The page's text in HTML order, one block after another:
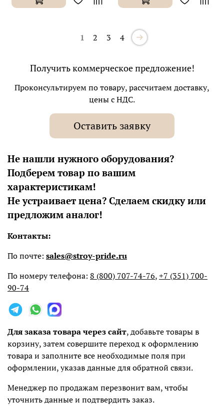
1 2 3 4
Получить коммерческое предложение!
Проконсультируем по товару, рассчитаем доставку,
цены с НДС.
Оставить заявку
Не нашли нужного оборудования?
Подберем товар по вашим
характеристикам!
Не устраивает цена? Сделаем скидку или
предложим аналог!
Контакты:
По почте: sales@stroy-pride.ru
По номеру телефона: 8 (800) 707-74-76,+7 (351) 700-
90-74
Для заказа товара через сайт, добавьте товары в
корзину, затем совершите переход к оформлению
товара и заполните все необходимые поля при
оформлении, указав данные для обратной связи.
Менеджер по продажам перезвонит вам, чтобы
уточнить данные и подтвердить заказ.